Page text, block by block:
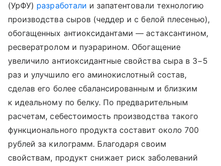
(УрФУ) разработали и запатентовали технологию
производства сыров (чеддер и с белой плесенью),
обогащенных антиоксидантами — астаксантином,
ресвератролом и пуэрарином. Обогащение
увеличило антиоксидантные свойства сыра в 3−5
раз и улучшило его аминокислотный состав,
сделав его более сбалансированным и близким
к идеальному по белку. По предварительным
расчетам, себестоимость производства такого
функционального продукта составит около 700
рублей за килограмм. Благодаря своим
свойствам, продукт снижает риск заболеваний